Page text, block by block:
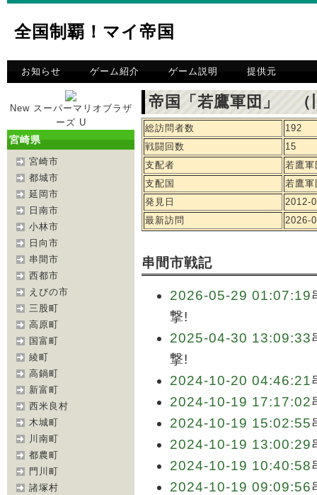
全国制覇！マイ帝国
お知らせ ゲーム紹介 ゲーム説明 提供元
New スーパーマリオブラザ
ーズ U
宮崎県
宮崎市
都城市
延岡市
日南市
小林市
日向市
串間市
西都市
えびの市
三股町
高原町
国富町
綾町
高鍋町
新富町
西米良村
木城町
川南町
都農町
門川町
諸塚村
帝国「若鷹軍団」 （
総訪問者数
192
戦闘回数
15
支配者
若鷹軍
支配国
若鷹軍
発見日
2012-
最新訪問
2026-
串間市戦記
2026-05-29 01:07:19
撃!
2025-04-30 13:09:33
撃!
2024-10-20 04:46:21
2024-10-19 17:17:02
2024-10-19 15:02:55
2024-10-19 13:00:29
2024-10-19 10:40:58
2024-10-19 09:09:56